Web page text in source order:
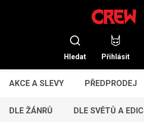
Hledat Přihlásit
AKCE A SLEVY PŘEDPRODEJ
DLE ŽÁNRŮ DLE SVĚTŮ A EDIC